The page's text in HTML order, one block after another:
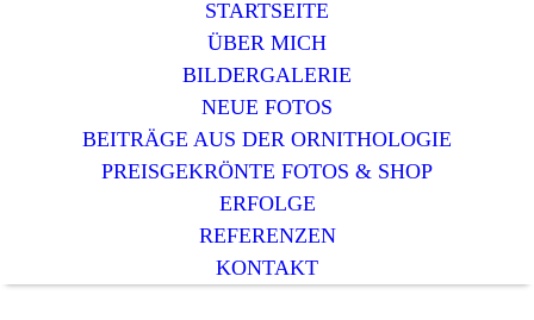
STARTSEITE
ÜBER MICH
BILDERGALERIE
NEUE FOTOS
BEITRÄGE AUS DER ORNITHOLOGIE
PREISGEKRÖNTE FOTOS & SHOP
ERFOLGE
REFERENZEN
KONTAKT